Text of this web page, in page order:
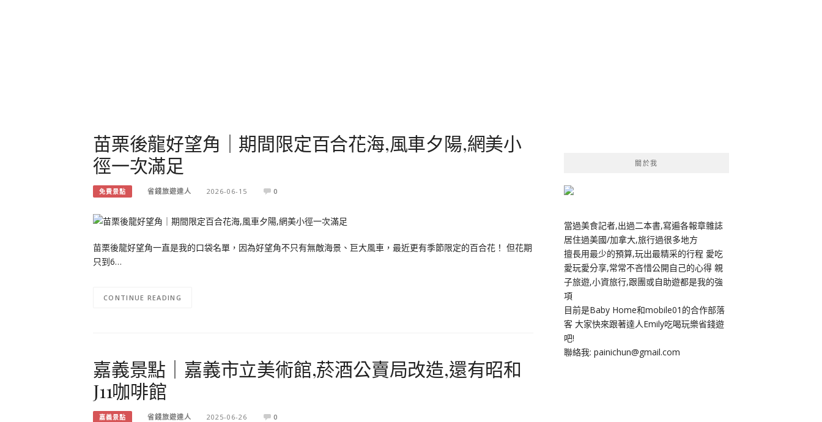
苗栗後龍好望角｜期間限定百合花海,風車夕陽,網美小
徑一次滿足
免費景點 省錢旅遊達人 2026-06-15 0
苗栗後龍好望角一直是我的口袋名單，因為好望角不只有無敵海景、巨大風車，最近更有季節限定的百合花！ 但花期
只到6…
CONTINUE READING
嘉義景點｜嘉義市立美術館,菸酒公賣局改造,還有昭和
J11咖啡館
嘉義景點 省錢旅遊達人 2025-06-26 0
關於我
當過美食記者,出過二本書,寫遍各報章雜誌
居住過美國/加拿大,旅行過很多地方
擅長用最少的預算,玩出最精采的行程 愛吃
愛玩愛分享,常常不吝惜公開自己的心得 親
子旅遊,小資旅行,跟團或自助遊都是我的強
項
目前是Baby Home和mobile01的合作部落
客 大家快來跟著達人Emily吃喝玩樂省錢遊
吧!
聯絡我: painichun@gmail.com